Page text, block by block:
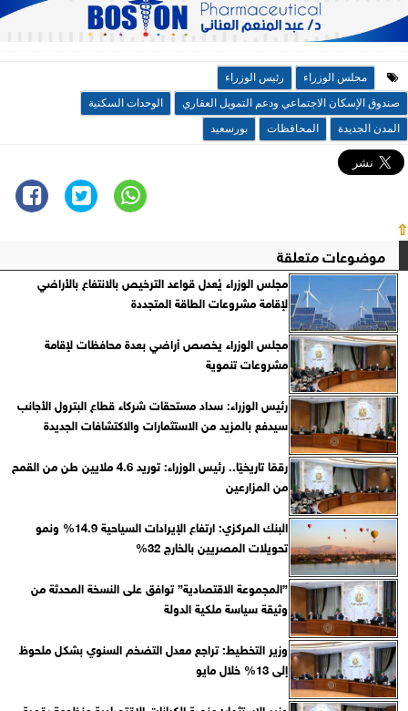
مجلس الوزراء
رئيس الوزراء
صندوق الإسكان الاجتماعي ودعم التمويل العقاري
الوحدات السكنية
المدن الجديدة
المحافظات بورسعيد
⇧
موضوعات متعلقة
مجلس الوزراء يُعدل قواعد الترخيص بالانتفاع بالأراضي
لإقامة مشروعات الطاقة المتجددة
مجلس الوزراء يخصص أراضي بعدة محافظات لإقامة
مشروعات تنموية
رئيس الوزراء: سداد مستحقات شركاء قطاع البترول الأجانب
سيدفع بالمزيد من الاستثمارات والاكتشافات الجديدة
رقمًا تاريخيًا.. رئيس الوزراء: توريد 4.6 ملايين طن من القمح
من المزارعين
البنك المركزي: ارتفاع الإيرادات السياحية 14.9% ونمو
تحويلات المصريين بالخارج 32%
”المجموعة الاقتصادية” توافق على النسخة المحدثة من
وثيقة سياسة ملكية الدولة
وزير التخطيط: تراجع معدل التضخم السنوي بشكل ملحوظ
إلى 13% خلال مايو